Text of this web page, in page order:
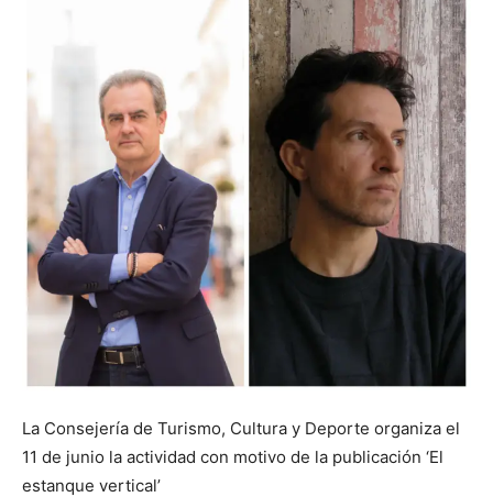
La Consejería de Turismo, Cultura y Deporte organiza el
11 de junio la actividad con motivo de la publicación ‘El
estanque vertical’